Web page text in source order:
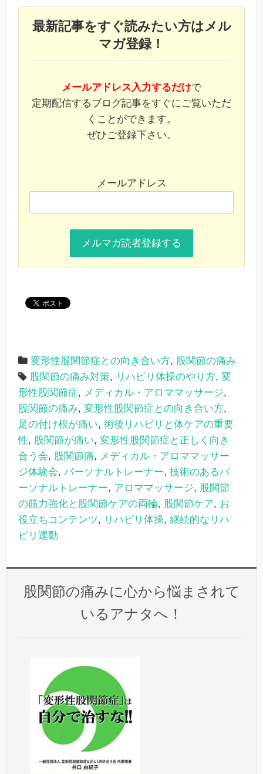
最新記事をすぐ読みたい方はメル
マガ登録！
メールアドレス入力するだけで
定期配信するブログ記事をすぐにご覧いただ
くことができます。
ぜひご登録下さい。
メールアドレス
変形性股関節症との向き合い方, 股関節の痛み
股関節の痛み対策, リハビリ体操のやり方, 変
形性股関節症, メディカル・アロママッサージ,
股関節の痛み, 変形性股関節症との向き合い方,
足の付け根が痛い, 術後リハビリと体ケアの重要
性, 股関節が痛い, 変形性股関節症と正しく向き
合う会, 股関節痛, メディカル・アロママッサー
ジ体験会, パーソナルトレーナー, 技術のあるパ
ーソナルトレーナー, アロママッサージ, 股関節
の筋力強化と股関節ケアの両輪, 股関節ケア, お
役立ちコンテンツ, リハビリ体操, 継続的なリハ
ビリ運動
股関節の痛みに心から悩まされて
いるアナタへ！